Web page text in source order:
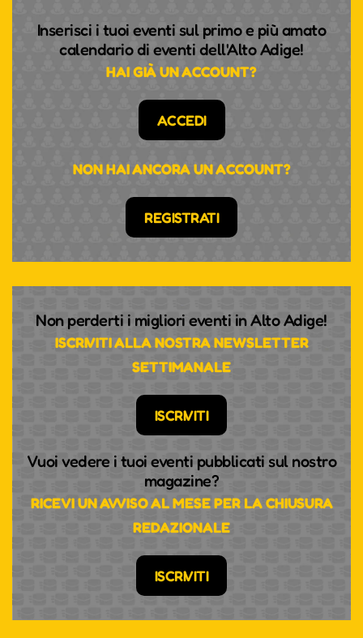
Inserisci i tuoi eventi sul primo e più amato
calendario di eventi dell'Alto Adige!
HAI GIÀ UN ACCOUNT?
ACCEDI
NON HAI ANCORA UN ACCOUNT?
REGISTRATI
Non perderti i migliori eventi in Alto Adige!
ISCRIVITI ALLA NOSTRA NEWSLETTER
SETTIMANALE
ISCRIVITI
Vuoi vedere i tuoi eventi pubblicati sul nostro
magazine?
RICEVI UN AVVISO AL MESE PER LA CHIUSURA
REDAZIONALE
ISCRIVITI